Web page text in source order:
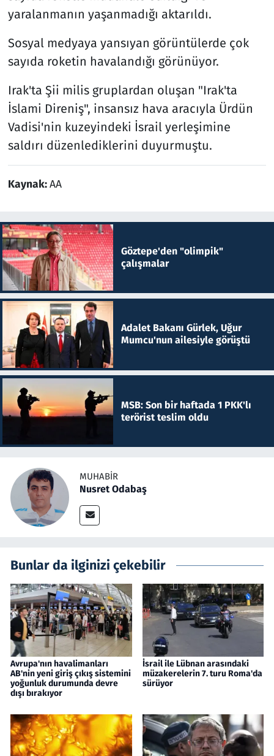
yaralanmanın yaşanmadığı aktarıldı.
Sosyal medyaya yansıyan görüntülerde çok
sayıda roketin havalandığı görünüyor.
Irak'ta Şii milis gruplardan oluşan "Irak'ta
İslami Direniş", insansız hava aracıyla Ürdün
Vadisi'nin kuzeyindeki İsrail yerleşimine
saldırı düzenlediklerini duyurmuştu.
Kaynak:AA
Göztepe'den "olimpik"
çalışmalar
Adalet Bakanı Gürlek, Uğur
Mumcu'nun ailesiyle görüştü
MSB: Son bir haftada 1 PKK'lı
terörist teslim oldu
MUHABIR
Nusret Odabaş
Bunlar da ilginizi çekebilir
Avrupa'nın havalimanları
AB'nin yeni giriş çıkış sistemini
yoğunluk durumunda devre
dışı bırakıyor
İsrail ile Lübnan arasındaki
müzakerelerin 7. turu Roma'da
sürüyor